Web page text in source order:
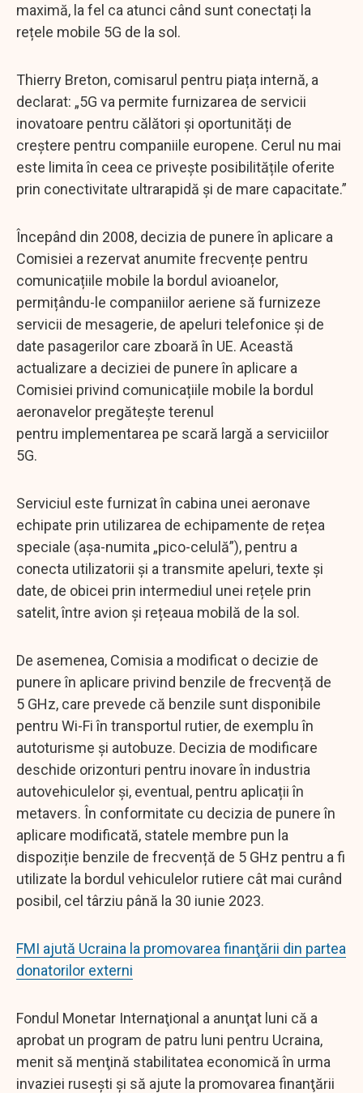
maximă, la fel ca atunci când sunt conectați la
rețele mobile 5G de la sol.
Thierry Breton, comisarul pentru piața internă, a
declarat: „5G va permite furnizarea de servicii
inovatoare pentru călători și oportunități de
creștere pentru companiile europene. Cerul nu mai
este limita în ceea ce privește posibilitățile oferite
prin conectivitate ultrarapidă și de mare capacitate.”
Începând din 2008, decizia de punere în aplicare a
Comisiei a rezervat anumite frecvențe pentru
comunicațiile mobile la bordul avioanelor,
permițându-le companiilor aeriene să furnizeze
servicii de mesagerie, de apeluri telefonice și de
date pasagerilor care zboară în UE. Această
actualizare a deciziei de punere în aplicare a
Comisiei privind comunicațiile mobile la bordul
aeronavelor pregătește terenul
pentru implementarea pe scară largă a serviciilor
5G.
Serviciul este furnizat în cabina unei aeronave
echipate prin utilizarea de echipamente de rețea
speciale (așa-numita „pico-celulă”), pentru a
conecta utilizatorii și a transmite apeluri, texte și
date, de obicei prin intermediul unei rețele prin
satelit, între avion și rețeaua mobilă de la sol.
De asemenea, Comisia a modificat o decizie de
punere în aplicare privind benzile de frecvență de
5 GHz, care prevede că benzile sunt disponibile
pentru Wi-Fi în transportul rutier, de exemplu în
autoturisme și autobuze. Decizia de modificare
deschide orizonturi pentru inovare în industria
autovehiculelor și, eventual, pentru aplicații în
metavers. În conformitate cu decizia de punere în
aplicare modificată, statele membre pun la
dispoziție benzile de frecvență de 5 GHz pentru a fi
utilizate la bordul vehiculelor rutiere cât mai curând
posibil, cel târziu până la 30 iunie 2023.
FMI ajută Ucraina la promovarea finanţării din partea
donatorilor externi
Fondul Monetar Internaţional a anunţat luni că a
aprobat un program de patru luni pentru Ucraina,
menit să menţină stabilitatea economică în urma
invaziei ruseşti şi să ajute la promovarea finanţării